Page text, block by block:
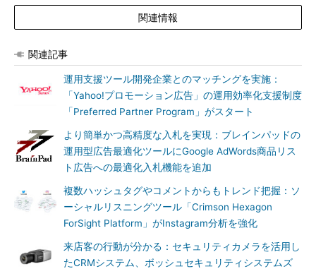
関連情報
関連記事
運用支援ツール開発企業とのマッチングを実施：
「Yahoo!プロモーション広告」の運用効率化支援制度
「Preferred Partner Program」がスタート
より簡単かつ高精度な入札を実現：ブレインパッドの
運用型広告最適化ツールにGoogle AdWords商品リス
ト広告への最適化入札機能を追加
複数ハッシュタグやコメントからもトレンド把握：ソ
ーシャルリスニングツール「Crimson Hexagon
ForSight Platform」がInstagram分析を強化
来店客の行動が分かる：セキュリティカメラを活用し
たCRMシステム、ボッシュセキュリティシステムズ